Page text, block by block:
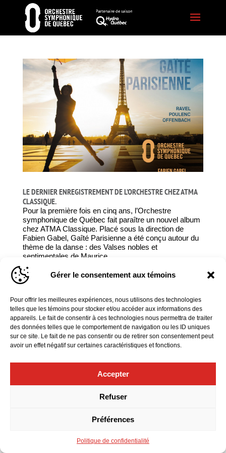
Gérer le consentement aux témoins
Pour offrir les meilleures expériences, nous utilisons des technologies
telles que les témoins pour stocker et/ou accéder aux informations des
appareils. Le fait de consentir à ces technologies nous permettra de traiter
des données telles que le comportement de navigation ou les ID uniques
sur ce site. Le fait de ne pas consentir ou de retirer son consentement peut
avoir un effet négatif sur certaines caractéristiques et fonctions.
Accepter
Refuser
Préférences
Politique de confidentialité
LE DERNIER ENREGISTREMENT DE L’ORCHESTRE CHEZ ATMA
CLASSIQUE.
Pour la première fois en cinq ans, l’Orchestre
symphonique de Québec fait paraître un nouvel album
chez ATMA Classique. Placé sous la direction de
Fabien Gabel, Gaîté Parisienne a été conçu autour du
thème de la danse : des Valses nobles et
sentimentales de Maurice...